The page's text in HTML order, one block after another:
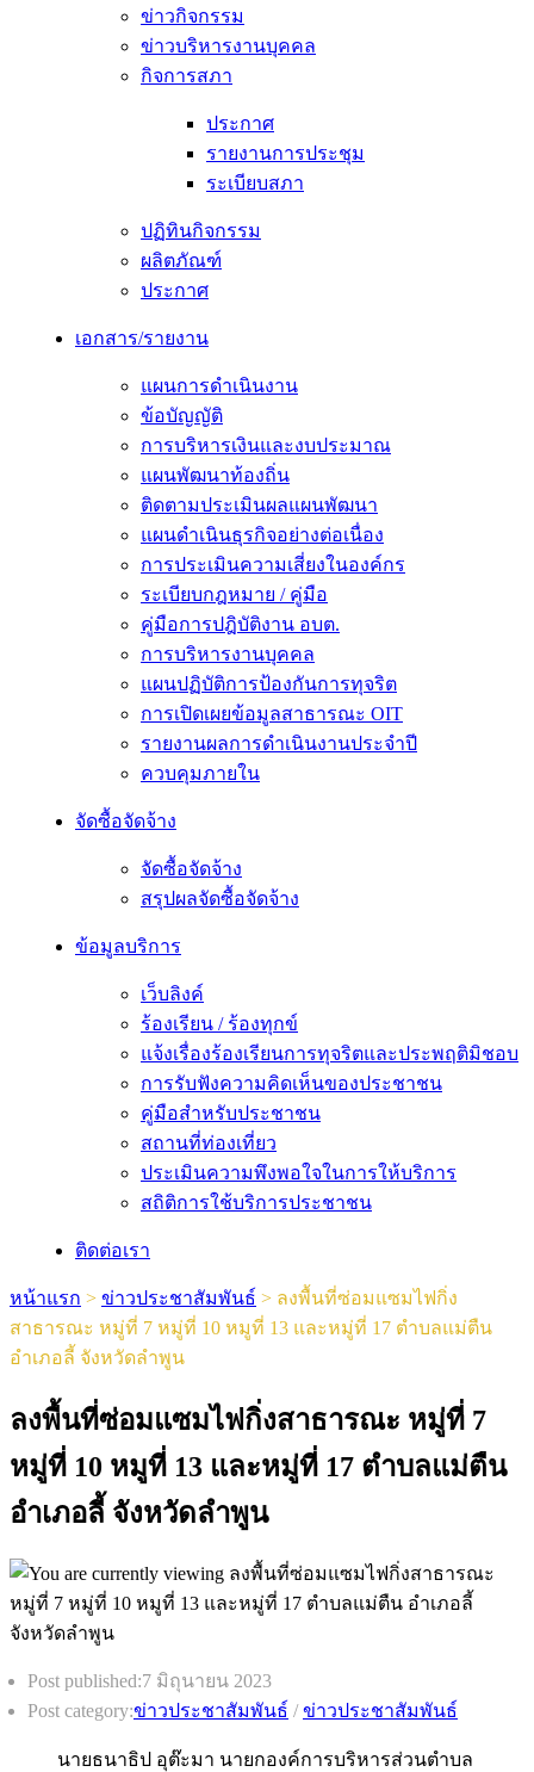
ข่าวกิจกรรม
ข่าวบริหารงานบุคคล
กิจการสภา
ประกาศ
รายงานการประชุม
ระเบียบสภา
ปฏิทินกิจกรรม
ผลิตภัณฑ์
ประกาศ
เอกสาร/รายงาน
แผนการดำเนินงาน
ข้อบัญญัติ
การบริหารเงินและงบประมาณ
แผนพัฒนาท้องถิ่น
ติดตามประเมินผลแผนพัฒนา
แผนดำเนินธุรกิจอย่างต่อเนื่อง
การประเมินความเสี่ยงในองค์กร
ระเบียบกฎหมาย / คู่มือ
คู่มือการปฎิบัติงาน อบต.
การบริหารงานบุคคล
แผนปฏิบัติการป้องกันการทุจริต
การเปิดเผยข้อมูลสาธารณะ OIT
รายงานผลการดำเนินงานประจำปี
ควบคุมภายใน
จัดซื้อจัดจ้าง
จัดซื้อจัดจ้าง
สรุปผลจัดซื้อจัดจ้าง
ข้อมูลบริการ
เว็บลิงค์
ร้องเรียน / ร้องทุกข์
แจ้งเรื่องร้องเรียนการทุจริตและประพฤติมิชอบ
การรับฟังความคิดเห็นของประชาชน
คู่มือสำหรับประชาชน
สถานที่ท่องเที่ยว
ประเมินความพึงพอใจในการให้บริการ
สถิติการใช้บริการประชาชน
ติดต่อเรา
หน้าแรก > ข่าวประชาสัมพันธ์ > ลงพื้นที่ซ่อมแซมไฟกิ่ง
สาธารณะ หมู่ที่ 7 หมู่ที่ 10 หมูที่ 13 และหมู่ที่ 17 ตำบลแม่ตืน
อำเภอลี้ จังหวัดลำพูน
ลงพื้นที่ซ่อมแซมไฟกิ่งสาธารณะ หมู่ที่ 7
หมู่ที่ 10 หมูที่ 13 และหมู่ที่ 17 ตำบลแม่ตืน
อำเภอลี้ จังหวัดลำพูน
Post published:7 มิถุนายน 2023
Post category:ข่าวประชาสัมพันธ์ / ข่าวประชาสัมพันธ์
นายธนาธิป อุต๊ะมา นายกองค์การบริหารส่วนตำบล